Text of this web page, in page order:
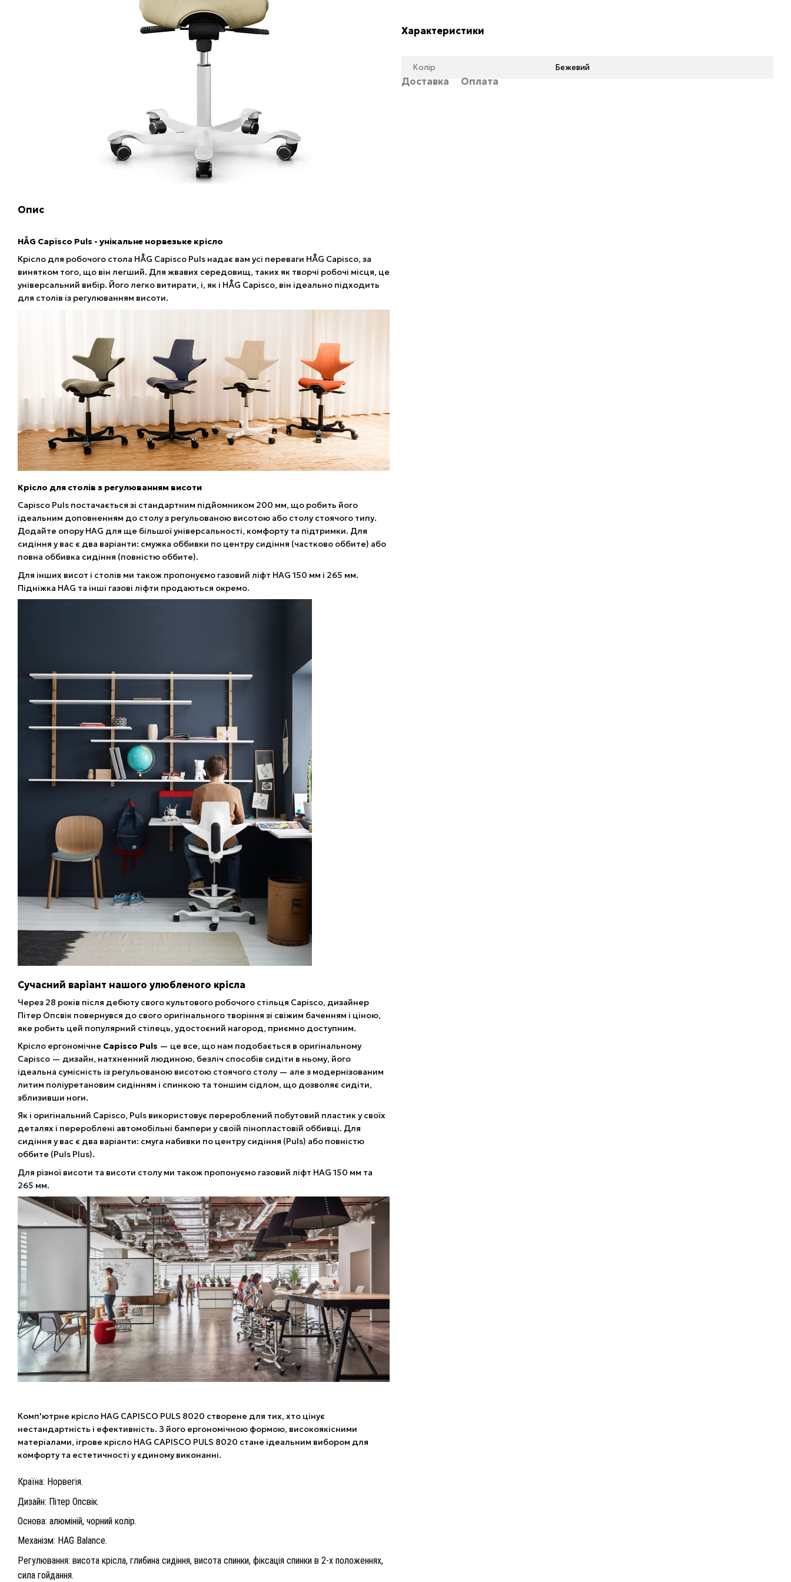
Опис
HÅG Capisco Puls - унікальне норвезьке крісло
Крісло для робочого стола HÅG Capisco Puls надає вам усі переваги HÅG Capisco, за
винятком того, що він легший. Для жвавих середовищ, таких як творчі робочі місця, це
універсальний вибір. Його легко витирати, і, як і HÅG Capisco, він ідеально підходить
для столів із регулюванням висоти.
Крісло для столів з регулюванням висоти
Capisco Puls постачається зі стандартним підйомником 200 мм, що робить його
ідеальним доповненням до столу з регульованою висотою або столу стоячого типу.
Додайте опору HAG для ще більшої універсальності, комфорту та підтримки. Для
сидіння у вас є два варіанти: смужка оббивки по центру сидіння (частково оббите) або
повна оббивка сидіння (повністю оббите).
Для інших висот і столів ми також пропонуємо газовий ліфт HAG 150 мм і 265 мм.
Підніжка HAG та інші газові ліфти продаються окремо.
Сучасний варіант нашого улюбленого крісла
Через 28 років після дебюту свого культового робочого стільця Capisco, дизайнер
Пітер Опсвік повернувся до свого оригінального творіння зі свіжим баченням і ціною,
яке робить цей популярний стілець, удостоєний нагород, приємно доступним.
Крісло ергономічне Capisco Puls — це все, що нам подобається в оригінальному
Capisco — дизайн, натхненний людиною, безліч способів сидіти в ньому, його
ідеальна сумісність із регульованою висотою стоячого столу — але з модернізованим
литим поліуретановим сидінням і спинкою та тоншим сідлом, що дозволяє сидіти,
зблизивши ноги.
Як і оригінальний Capisco, Puls використовує перероблений побутовий пластик у своїх
деталях і перероблені автомобільні бампери у своїй пінопластовій оббивці. Для
сидіння у вас є два варіанти: смуга набивки по центру сидіння (Puls) або повністю
оббите (Puls Plus).
Для різної висоти та висоти столу ми також пропонуємо газовий ліфт HAG 150 мм та
265 мм.
Комп'ютрне крісло HAG CAPISCO PULS 8020 створене для тих, хто цінує
нестандартність і ефективність. З його ергономічною формою, високоякісними
матеріалами, ігрове крісло HAG CAPISCO PULS 8020 стане ідеальним вибором для
комфорту та естетичності у єдиному виконанні.
Країна: Норвегія.
Дизайн: Пітер Опсвік.
Основа: алюміній, чорний колір.
Механізм: HAG Balance.
Регулювання: висота крісла, глибина сидіння, висота спинки, фіксація спинки в 2-х положеннях,
сила гойдання.
Характеристики
Колір Бежевий
Доставка Оплата